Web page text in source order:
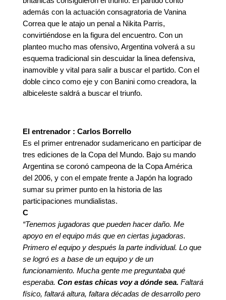
además con la actuación consagratoria de Vanina
Correa que le atajo un penal a Nikita Parris,
convirtiéndose en la figura del encuentro. Con un
planteo mucho mas ofensivo, Argentina volverá a su
esquema tradicional sin descuidar la linea defensiva,
inamovible y vital para salir a buscar el partido. Con el
doble cinco como eje y con Banini como creadora, la
albiceleste saldrá a buscar el triunfo.
El entrenador : Carlos Borrello
Es el primer entrenador sudamericano en participar de
tres ediciones de la Copa del Mundo. Bajo su mando
Argentina se coronó campeona de la Copa América
del 2006, y con el empate frente a Japón ha logrado
sumar su primer punto en la historia de las
participaciones mundialistas.
C
“Tenemos jugadoras que pueden hacer daño. Me
apoyo en el equipo más que en ciertas jugadoras.
Primero el equipo y después la parte individual. Lo que
se logró es a base de un equipo y de un
funcionamiento. Mucha gente me preguntaba qué
esperaba. Con estas chicas voy a dónde sea. Faltará
físico, faltará altura, faltara décadas de desarrollo pero